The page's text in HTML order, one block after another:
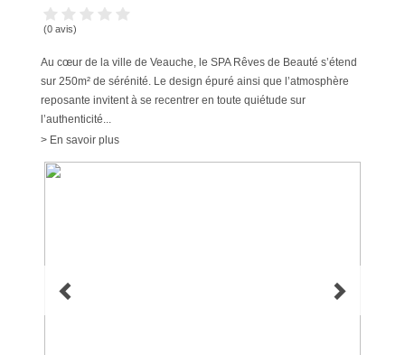
(0 avis)
Au cœur de la ville de Veauche, le SPA Rêves de Beauté s’étend
sur 250m² de sérénité. Le design épuré ainsi que l’atmosphère
reposante invitent à se recentrer en toute quiétude sur
l’authenticité...
> En savoir plus